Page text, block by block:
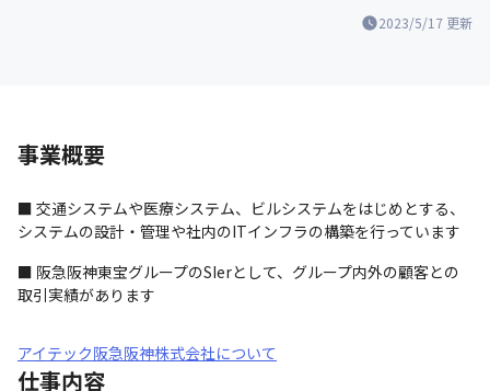
2023/5/17 更新
事業概要
■ 交通システムや医療システム、ビルシステムをはじめとする、
システムの設計・管理や社内のITインフラの構築を行っています
■ 阪急阪神東宝グループのSIerとして、グループ内外の顧客との
取引実績があります
アイテック阪急阪神株式会社について
仕事内容